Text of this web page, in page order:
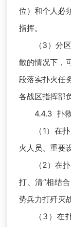
位）和个人必
指挥。
（3）分
散的情况下，
段落实扑火任
各战区指挥部
4.4.3 扑
（1）在
火人员、重要
（2）在
打、清”相结
势兵力打歼灭战
（3）在